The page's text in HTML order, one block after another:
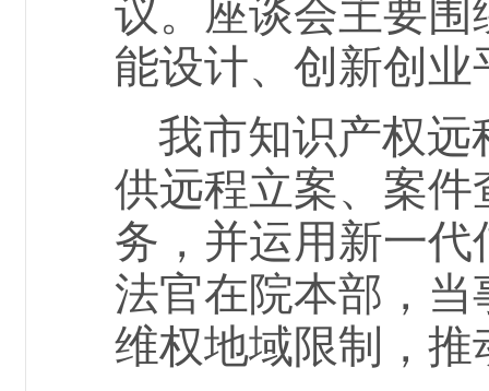
议。座谈会主要
能设计、创新创
我市知识产权远
供远程立案、案
务，并运用新一代
法官在院本部 ， 当
维权地域限制
，